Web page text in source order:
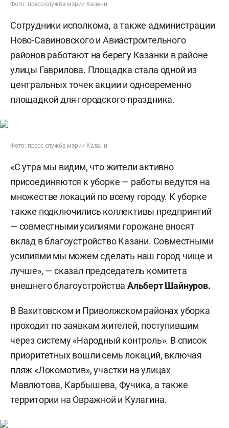
Фото: пресс-служба мэрии Казани
Сотрудники исполкома, а также администрации
Ново-Савиновского и Авиастроительного
районов работают на берегу Казанки в районе
улицы Гаврилова. Площадка стала одной из
центральных точек акции и одновременно
площадкой для городского праздника.
Фото: пресс-служба мэрии Казани
«С утра мы видим, что жители активно
присоединяются к уборке — работы ведутся на
множестве локаций по всему городу. К уборке
также подключились коллективы предприятий
— совместными усилиями горожане вносят
вклад в благоустройство Казани. Совместными
усилиями мы можем сделать наш город чище и
лучше», — сказал председатель комитета
внешнего благоустройстваАльберт Шайнуров.
В Вахитовском и Приволжском районах уборка
проходит по заявкам жителей, поступившим
через систему «Народный контроль». В список
приоритетных вошли семь локаций, включая
пляж «Локомотив», участки на улицах
Мавлютова, Карбышева, Фучика, а также
территории на Овражной и Кулагина.